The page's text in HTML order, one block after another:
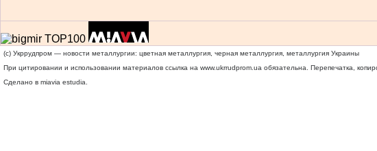
(c) Укррудпром — новости металлургии: цветная металлургия, черная металлургия, металлургия Украины
При цитировании и использовании материалов ссылка на www.ukrrudprom.ua обязательна. Перепечатка,
Сделано в miavia estudia.